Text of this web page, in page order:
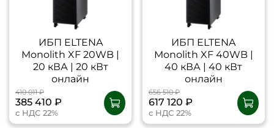
ИБП ELTENA
Monolith XF 20WB |
20 кВА | 20 кВт
онлайн
410 011 ₽
385 410 ₽
с НДС 22%
ИБП ELTENA
Monolith XF 40WB |
40 кВА | 40 кВт
онлайн
656 510 ₽
617 120 ₽
с НДС 22%